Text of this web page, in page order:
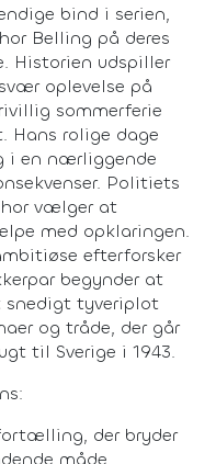
bind i serien,
Belling på deres
Historien udspiller
oplevelse på
sommerferie
Hans rolige dage
i en nærliggende
Politiets
vælger at
med opklaringen.
efterforsker
begynder at
snedigt tyveriplot
og tråde, der går
til Sverige i 1943.
der bryder
måde